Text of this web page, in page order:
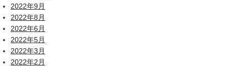
2022年9月
2022年8月
2022年6月
2022年5月
2022年3月
2022年2月